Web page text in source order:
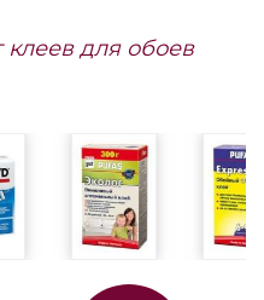
клеев для обоев